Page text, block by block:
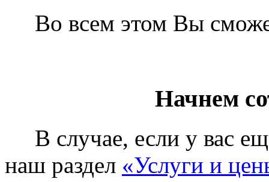
Во всем этом Вы
Начнем
В случае, если у вас
наш раздел «Услуги и